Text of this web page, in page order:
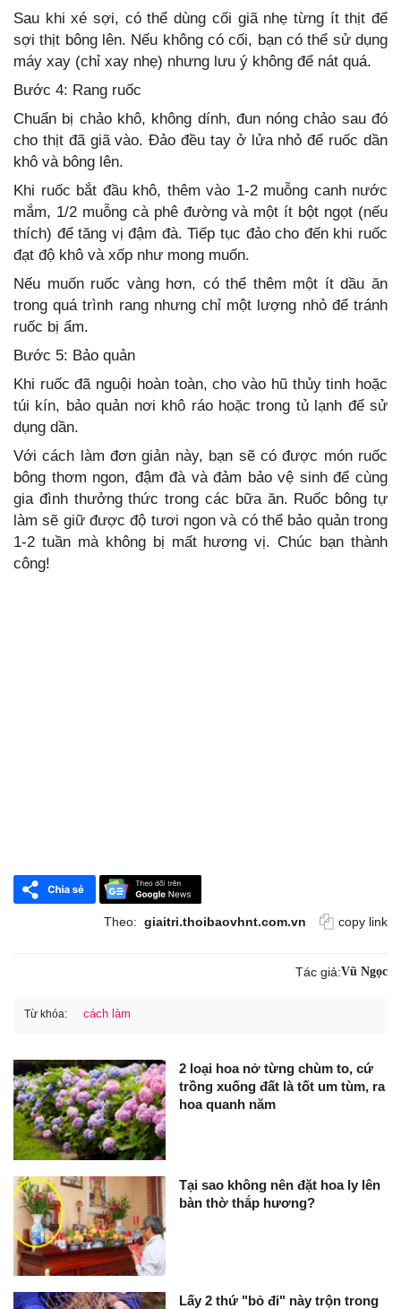
Sau khi xé sợi, có thể dùng cối giã nhẹ từng ít thịt để
sợi thịt bông lên. Nếu không có cối, bạn có thể sử dụng
máy xay (chỉ xay nhẹ) nhưng lưu ý không để nát quá.
Bước 4: Rang ruốc
Chuẩn bị chảo khô, không dính, đun nóng chảo sau đó
cho thịt đã giã vào. Đảo đều tay ở lửa nhỏ để ruốc dần
khô và bông lên.
Khi ruốc bắt đầu khô, thêm vào 1-2 muỗng canh nước
mắm, 1/2 muỗng cà phê đường và một ít bột ngọt (nếu
thích) để tăng vị đậm đà. Tiếp tục đảo cho đến khi ruốc
đạt độ khô và xốp như mong muốn.
Nếu muốn ruốc vàng hơn, có thể thêm một ít dầu ăn
trong quá trình rang nhưng chỉ một lượng nhỏ để tránh
ruốc bị ẩm.
Bước 5: Bảo quản
Khi ruốc đã nguội hoàn toàn, cho vào hũ thủy tinh hoặc
túi kín, bảo quản nơi khô ráo hoặc trong tủ lạnh để sử
dụng dần.
Với cách làm đơn giản này, bạn sẽ có được món ruốc
bông thơm ngon, đậm đà và đảm bảo vệ sinh để cùng
gia đình thưởng thức trong các bữa ăn. Ruốc bông tự
làm sẽ giữ được độ tươi ngon và có thể bảo quản trong
1-2 tuần mà không bị mất hương vị. Chúc bạn thành
công!
Theo: giaitri.thoibaovhnt.com.vn copy link
Tác giả:Vũ Ngọc
Từ khóa: cách làm
2 loại hoa nở từng chùm to, cứ
trồng xuống đất là tốt um tùm, ra
hoa quanh năm
Tại sao không nên đặt hoa ly lên
bàn thờ thắp hương?
Lấy 2 thứ "bỏ đi" này trộn trong